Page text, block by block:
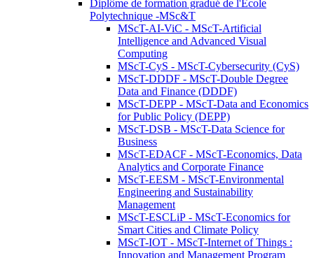
Diplôme de formation gradué de l'Ecole
Polytechnique -MSc&T
MScT-AI-ViC - MScT-Artificial
Intelligence and Advanced Visual
Computing
MScT-CyS - MScT-Cybersecurity (CyS)
MScT-DDDF - MScT-Double Degree
Data and Finance (DDDF)
MScT-DEPP - MScT-Data and Economics
for Public Policy (DEPP)
MScT-DSB - MScT-Data Science for
Business
MScT-EDACF - MScT-Economics, Data
Analytics and Corporate Finance
MScT-EESM - MScT-Environmental
Engineering and Sustainability
Management
MScT-ESCLiP - MScT-Economics for
Smart Cities and Climate Policy
MScT-IOT - MScT-Internet of Things :
Innovation and Management Program